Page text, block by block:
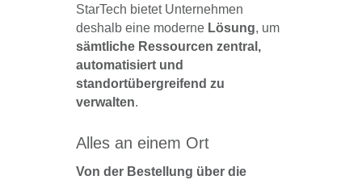
StarTech bietet Unternehmen
deshalb eine moderne Lösung, um
sämtliche Ressourcen zentral,
automatisiert und
standortübergreifend zu
verwalten.
Alles an einem Ort
Von der Bestellung über die